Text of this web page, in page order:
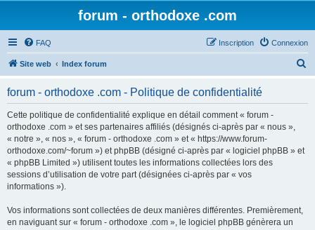
forum - orthodoxe .com
FAQ Connexion
Inscription
Site web Index forum
forum - orthodoxe .com - Politique de confidentialité
Cette politique de confidentialité explique en détail comment « forum -
orthodoxe .com » et ses partenaires affiliés (désignés ci-après par « nous »,
« notre », « nos », « forum - orthodoxe .com » et « https://www.forum-
orthodoxe.com/~forum ») et phpBB (désigné ci-après par « logiciel phpBB » et
« phpBB Limited ») utilisent toutes les informations collectées lors des
sessions d’utilisation de votre part (désignées ci-après par « vos
informations »).
Vos informations sont collectées de deux manières différentes. Premièrement,
en naviguant sur « forum - orthodoxe .com », le logiciel phpBB génèrera un